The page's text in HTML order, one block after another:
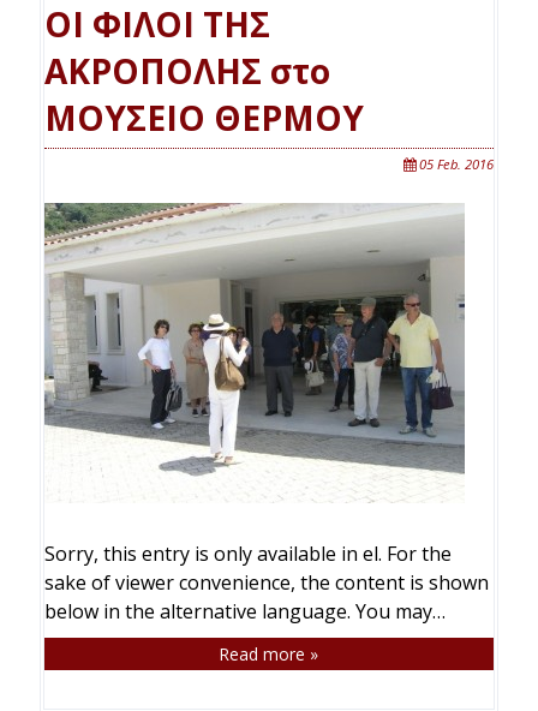
ΟΙ ΦΙΛΟΙ ΤΗΣ
ΑΚΡΟΠΟΛΗΣ στο
ΜΟΥΣΕΙΟ ΘΕΡΜΟΥ
05 Feb. 2016
Sorry, this entry is only available in el. For the
sake of viewer convenience, the content is shown
below in the alternative language. You may…
Read more »